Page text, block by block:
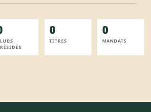
0
TITRES
0
MANDATS